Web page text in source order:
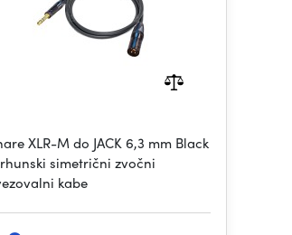
XLR-M do JACK 6,3 mm Black
simetrični zvočni
kabe